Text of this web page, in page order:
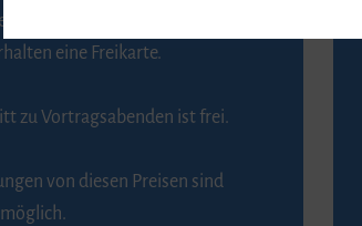
Schwerbehindertenausweis
eine Freikarte.
zu Vortragsabenden ist frei.
von diesen Preisen sind